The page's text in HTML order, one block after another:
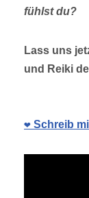
fühlst du?
Lass uns
und Reiki
❤️ Schreib